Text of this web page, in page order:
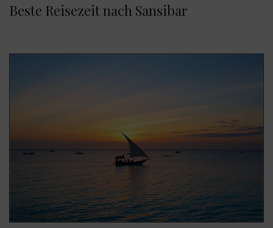
Beste Reisezeit nach Sansibar